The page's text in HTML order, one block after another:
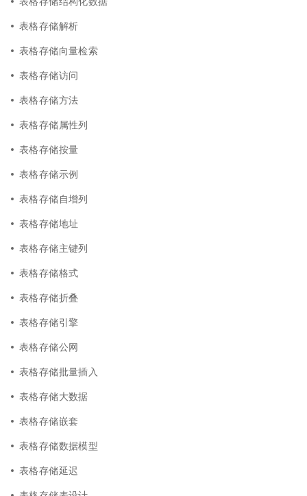
表格存储解析
表格存储向量检索
表格存储访问
表格存储方法
表格存储属性列
表格存储按量
表格存储示例
表格存储自增列
表格存储地址
表格存储主键列
表格存储格式
表格存储折叠
表格存储引擎
表格存储公网
表格存储批量插入
表格存储大数据
表格存储嵌套
表格存储数据模型
表格存储延迟